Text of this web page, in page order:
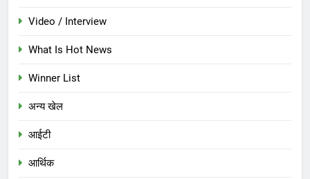
Video / Interview
What Is Hot News
Winner List
अन्य खेल
आईटी
आर्थिक